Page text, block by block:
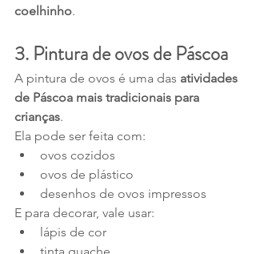
coelhinho.
3. Pintura de ovos de Páscoa
A pintura de ovos é uma das atividades
de Páscoa mais tradicionais para
crianças.
Ela pode ser feita com:
ovos cozidos
ovos de plástico
desenhos de ovos impressos
E para decorar, vale usar:
lápis de cor
tinta guache